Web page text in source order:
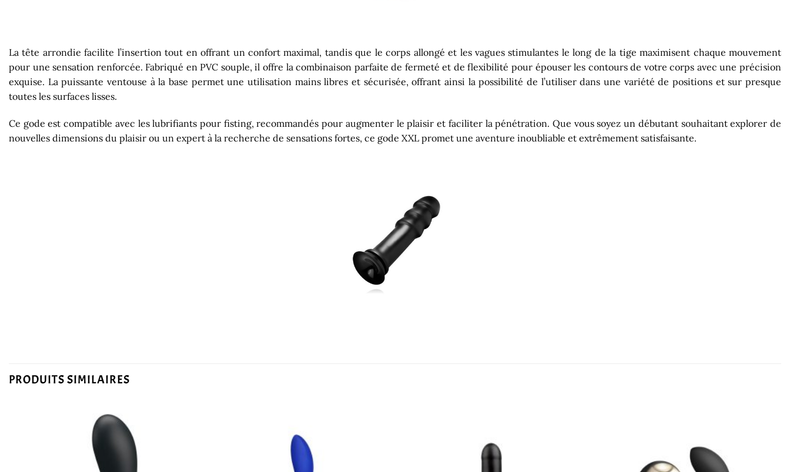
La tête arrondie facilite l’insertion tout en offrant un confort maximal, tandis que le corps allongé et les vagues stimulantes le long de la tige maximisent chaque mouvement
pour une sensation renforcée. Fabriqué en PVC souple, il offre la combinaison parfaite de fermeté et de flexibilité pour épouser les contours de votre corps avec une précision
exquise. La puissante ventouse à la base permet une utilisation mains libres et sécurisée, offrant ainsi la possibilité de l’utiliser dans une variété de positions et sur presque
toutes les surfaces lisses.
Ce gode est compatible avec les lubrifiants pour fisting, recommandés pour augmenter le plaisir et faciliter la pénétration. Que vous soyez un débutant souhaitant explorer de
nouvelles dimensions du plaisir ou un expert à la recherche de sensations fortes, ce gode XXL promet une aventure inoubliable et extrêmement satisfaisante.
PRODUITS SIMILAIRES